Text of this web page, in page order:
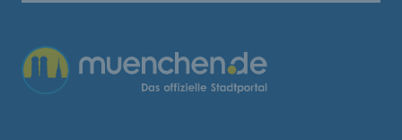
Übergreifende Links